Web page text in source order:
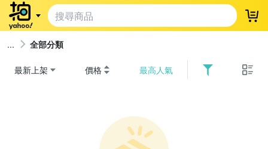
登
全部分類
最新上架 價格 最高人氣